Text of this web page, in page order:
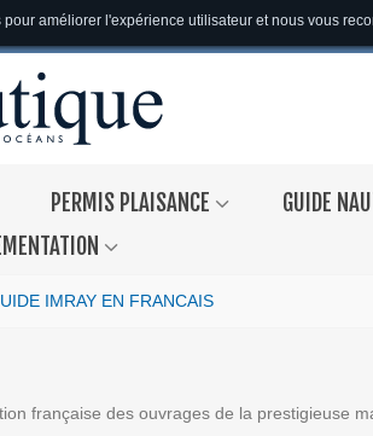
améliorer l'expérience utilisateur et nous vous
PERMIS PLAISANCE GUIDE
IMRAY EN FRANCAIS
française des ouvrages de la prestigieuse